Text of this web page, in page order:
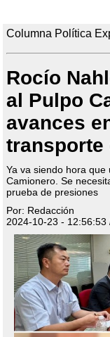
Columna Política
Rocío
al Pulpo
avances
transporte
Ya va siendo hora
Camionero. Se
prueba de presiones
Por: Redacción
2024-10-23 - 12:56:53